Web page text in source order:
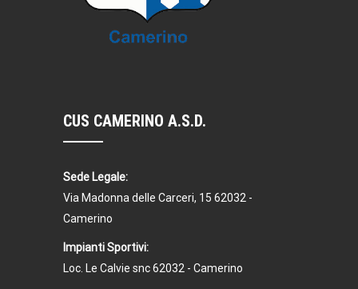
CUS CAMERINO A.S.D.
Sede Legale:
Via Madonna delle Carceri, 15 62032 -
Camerino
Impianti Sportivi:
Loc. Le Calvie snc 62032 - Camerino